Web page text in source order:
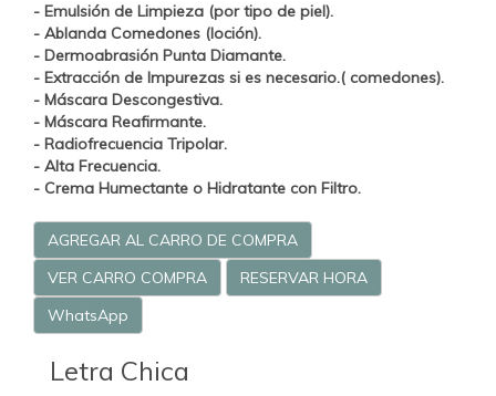
- Emulsión de Limpieza (por tipo de piel).
- Ablanda Comedones (loción).
- Dermoabrasión Punta Diamante.
- Extracción de Impurezas si es necesario.( comedones).
- Máscara Descongestiva.
- Máscara Reafirmante.
- Radiofrecuencia Tripolar.
- Alta Frecuencia.
- Crema Humectante o Hidratante con Filtro.
AGREGAR AL CARRO DE COMPRA
VER CARRO COMPRA
RESERVAR HORA
WhatsApp
Letra Chica